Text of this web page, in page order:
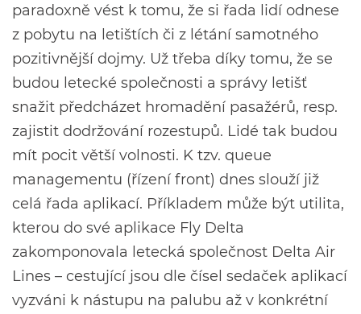
paradoxně vést k tomu, že si řada lidí odnese
z pobytu na letištích či z létání samotného
pozitivnější dojmy. Už třeba díky tomu, že se
budou letecké společnosti a správy letišť
snažit předcházet hromadění pasažérů, resp.
zajistit dodržování rozestupů. Lidé tak budou
mít pocit větší volnosti. K tzv. queue
managementu (řízení front) dnes slouží již
celá řada aplikací. Příkladem může být utilita,
kterou do své aplikace Fly Delta
zakomponovala letecká společnost Delta Air
Lines – cestující jsou dle čísel sedaček aplikací
vyzváni k nástupu na palubu až v konkrétní